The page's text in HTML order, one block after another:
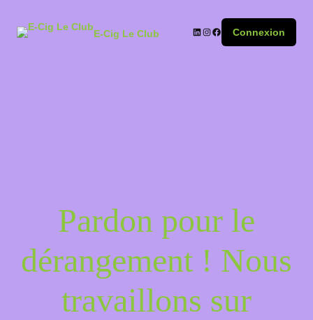
E-Cig Le Club Connexion
Pardon pour le
dérangement ! Nous
travaillons sur